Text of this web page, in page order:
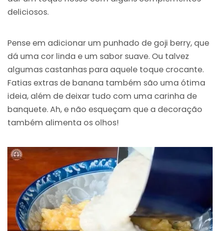
deliciosos.
Pense em adicionar um punhado de goji berry, que
dá uma cor linda e um sabor suave. Ou talvez
algumas castanhas para aquele toque crocante.
Fatias extras de banana também são uma ótima
ideia, além de deixar tudo com uma carinha de
banquete. Ah, e não esqueçam que a decoração
também alimenta os olhos!